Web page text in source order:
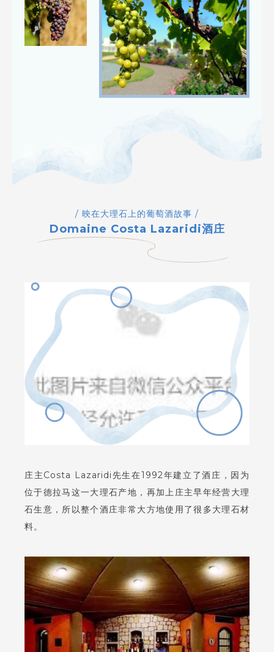
/ 映在大理石上的葡萄酒故事 /
Domaine Costa Lazaridi酒庄
庄主Costa Lazaridi先生在1992年建立了酒庄，因为
位于德拉马这一大理石产地，再加上庄主早年经营大理
石生意，所以整个酒庄非常大方地使用了很多大理石材
料。